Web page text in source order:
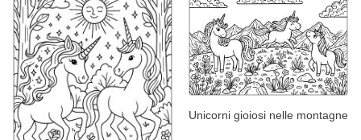
Unicorni gioiosi nelle montagne